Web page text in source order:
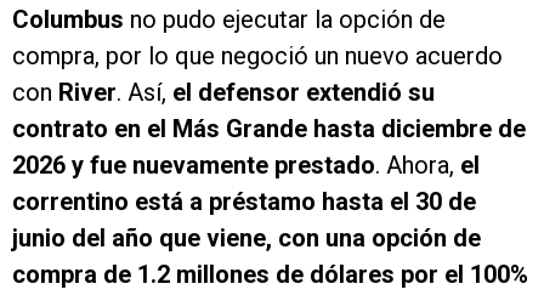
Columbus no pudo ejecutar la opción de
compra, por lo que negoció un nuevo acuerdo
con River. Así, el defensor extendió su
contrato en el Más Grande hasta diciembre de
2026 y fue nuevamente prestado. Ahora, el
correntino está a préstamo hasta el 30 de
junio del año que viene, con una opción de
compra de 1.2 millones de dólares por el 100%